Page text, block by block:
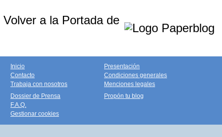
Volver a la Portada de
Inicio
Contacto
Trabaja con nosotros
Presentación
Condiciones generales
Menciones legales
Dossier de Prensa
F.A.Q.
Gestionar cookies
Propón tu blog